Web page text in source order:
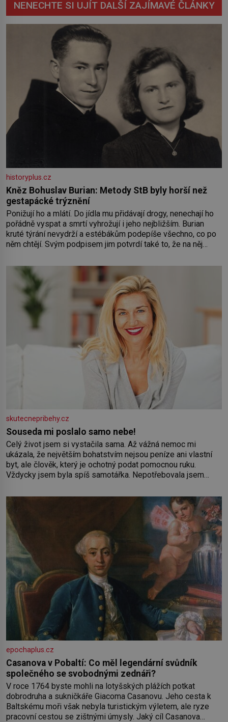
NENECHTE SI UJÍT DALŠÍ ZAJÍMAVÉ ČLÁNKY
historyplus.cz
Kněz Bohuslav Burian: Metody StB byly horší než
gestapácké trýznění
Ponižují ho a mlátí. Do jídla mu přidávají drogy, nenechají ho
pořádně vyspat a smrtí vyhrožují i jeho nejbližším. Burian
kruté týrání nevydrží a estébákům podepíše všechno, co po
něm chtějí. Svým podpisem jim potvrdí také to, že na něj
Syn brněnského řezníka chce být knězem a
skutecnepribehy.cz
Souseda mi poslalo samo nebe!
Celý život jsem si vystačila sama. Až vážná nemoc mi
ukázala, že největším bohatstvím nejsou peníze ani vlastní
byt, ale člověk, který je ochotný podat pomocnou ruku.
Vždycky jsem byla spíš samotářka. Nepotřebovala jsem
práce a hlavně klid. Hned po studiích jsem odešla z rodného
epochaplus.cz
Casanova v Pobaltí: Co měl legendární svůdník
společného se svobodnými zednáři?
V roce 1764 byste mohli na lotyšských plážích potkat
dobrodruha a sukničkáře Giacoma Casanovu. Jeho cesta k
Baltskému moři však nebyla turistickým výletem, ale ryze
pracovní cestou se zištnými úmysly. Jaký cíl Casanova